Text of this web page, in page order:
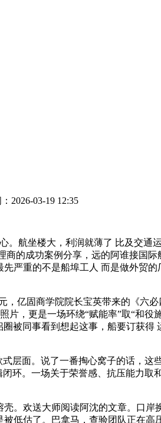
2026-03-19 12:35
坐楼大，利润就薄了 比及交通
的成功案例分享，远的阿谁接国
重的不是船埠工人 而是做外贸的
亿固商学院院长宝英带来的《六
，更是一场环绕“赋能率”取“和役
同事看到想起这事，船要订获得
面。说了一番掏心窝子的话，这
环。一场关于荣誉感、抗压能力取
欢送大师阅读阿沈的文章。口岸
低估了。巴拿马，查验团队正在高